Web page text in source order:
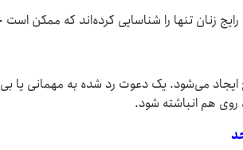
رایج زنان تنها را شناسایی کرده‌اند که ممکن
می‌شود. یک دعوت رد شده به مهمانی یا
روی هم انباشته شود.